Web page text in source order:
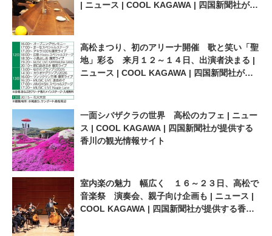
| ニュース | COOL KAGAWA | 四国新聞社が提
高松まつり、初のアリーナ開催 歌と笑い「聖
地」彩る 来月１２～１４日、出演者決まる |
ニュース | COOL KAGAWA | 四国新聞社が提
一面シバザクラの世界 高松のカフェ | ニュー
ス | COOL KAGAWA | 四国新聞社が提供する
香川の観光情報サイト
室内楽の魅力 幅広く １６～２３日、高松で
音楽祭 演奏会、親子向け企画も | ニュース |
COOL KAGAWA | 四国新聞社が提供する香川